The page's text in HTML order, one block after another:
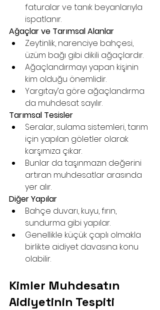
faturalar ve tanık beyanlarıyla
ispatlanır.
Ağaçlar ve Tarımsal Alanlar
Zeytinlik, narenciye bahçesi,
üzüm bağı gibi dikili ağaçlardır.
Ağaçlandırmayı yapan kişinin
kim olduğu önemlidir.
Yargıtay’a göre ağaçlandırma
da muhdesat sayılır.
Tarımsal Tesisler
Seralar, sulama sistemleri, tarım
için yapılan göletler olarak
karşımıza çıkar.
Bunlar da taşınmazın değerini
artıran muhdesatlar arasında
yer alır.
Diğer Yapılar
Bahçe duvarı, kuyu, fırın,
sundurma gibi yapılar.
Genellikle küçük çaplı olmakla
birlikte aidiyet davasına konu
olabilir.
Kimler Muhdesatın
Aidiyetinin Tespiti